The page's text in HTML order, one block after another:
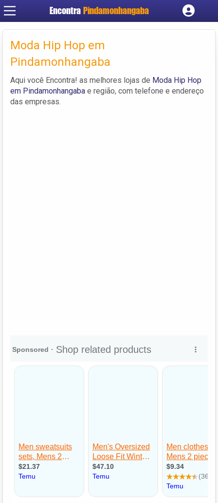
Encontra Pindamonhangaba
Cadastrar empresa
Criar conta
Moda Hip Hop em
Pindamonhangaba
Aqui você Encontra! as melhores lojas de Moda Hip Hop
em Pindamonhangaba e região, com telefone e endereço
das empresas.